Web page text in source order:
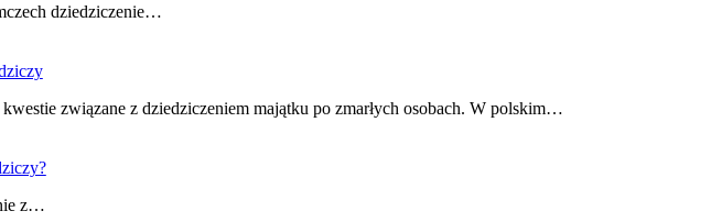
dziedziczenie…
związane z dziedziczeniem majątku po zmarłych osobach. W polskim…
z…